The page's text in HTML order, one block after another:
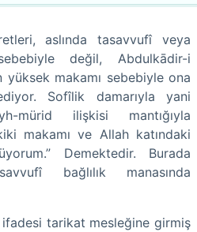
aslında tasavvufî veya
değil, Abdulkādir-i
yüksek makamı sebebiyle ona
Sofîlik damarıyla yani
mürid ilişkisi mantığıyla
makamı ve Allah katındaki
Demektedir. Burada
bağlılık manasında
tarikat mesleğine girmiş